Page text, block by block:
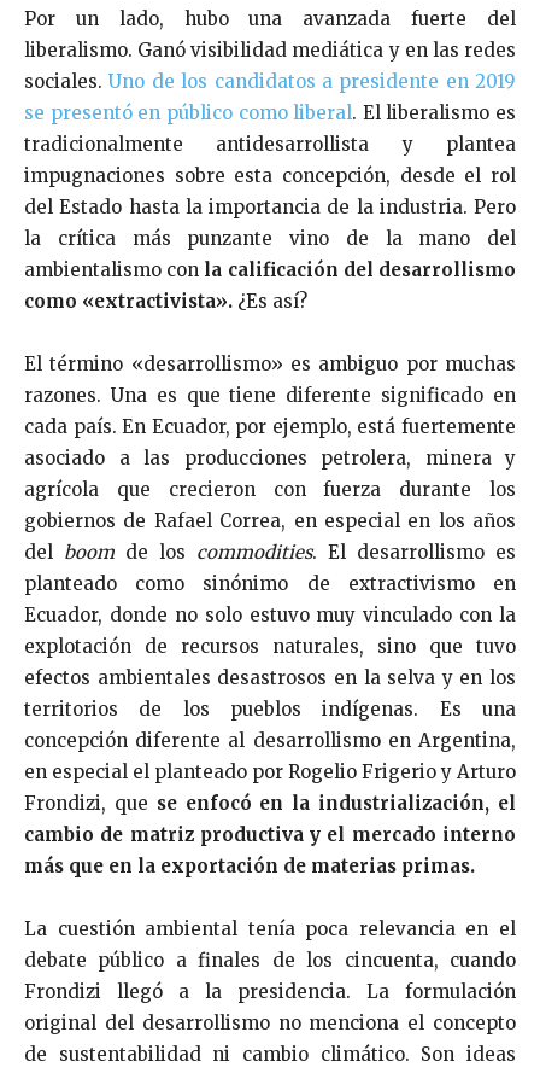
Por un lado, hubo una avanzada fuerte del
liberalismo. Ganó visibilidad mediática y en las redes
sociales.Uno de los candidatos a presidente en 2019
se presentó en público como liberal. El liberalismo es
tradicionalmente antidesarrollista y plantea
impugnaciones sobre esta concepción, desde el rol
del Estado hasta la importancia de la industria. Pero
la crítica más punzante vino de la mano del
ambientalismo con la calificación del desarrollismo
como «extractivista». ¿Es así?
El término «desarrollismo» es ambiguo por muchas
razones. Una es que tiene diferente significado en
cada país. En Ecuador, por ejemplo, está fuertemente
asociado a las producciones petrolera, minera y
agrícola que crecieron con fuerza durante los
gobiernos de Rafael Correa, en especial en los años
del boom de los commodities. El desarrollismo es
planteado como sinónimo de extractivismo en
Ecuador, donde no solo estuvo muy vinculado con la
explotación de recursos naturales, sino que tuvo
efectos ambientales desastrosos en la selva y en los
territorios de los pueblos indígenas. Es una
concepción diferente al desarrollismo en Argentina,
en especial el planteado por Rogelio Frigerio y Arturo
Frondizi, que se enfocó en la industrialización, el
cambio de matriz productiva y el mercado interno
más que en la exportación de materias primas.
La cuestión ambiental tenía poca relevancia en el
debate público a finales de los cincuenta, cuando
Frondizi llegó a la presidencia. La formulación
original del desarrollismo no menciona el concepto
de sustentabilidad ni cambio climático. Son ideas